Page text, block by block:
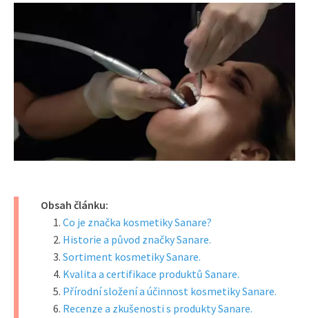
Obsah článku:
Co je značka kosmetiky Sanare?
Historie a původ značky Sanare.
Sortiment kosmetiky Sanare.
Kvalita a certifikace produktů Sanare.
Přírodní složení a účinnost kosmetiky Sanare.
Recenze a zkušenosti s produkty Sanare.